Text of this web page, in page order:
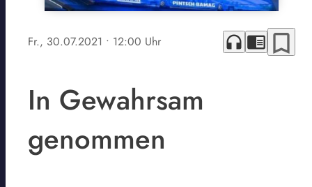
Fr., 30.07.2021 • 12:00 Uhr headphones chrome_reader_mode bookmark_border
In Gewahrsam
genommen